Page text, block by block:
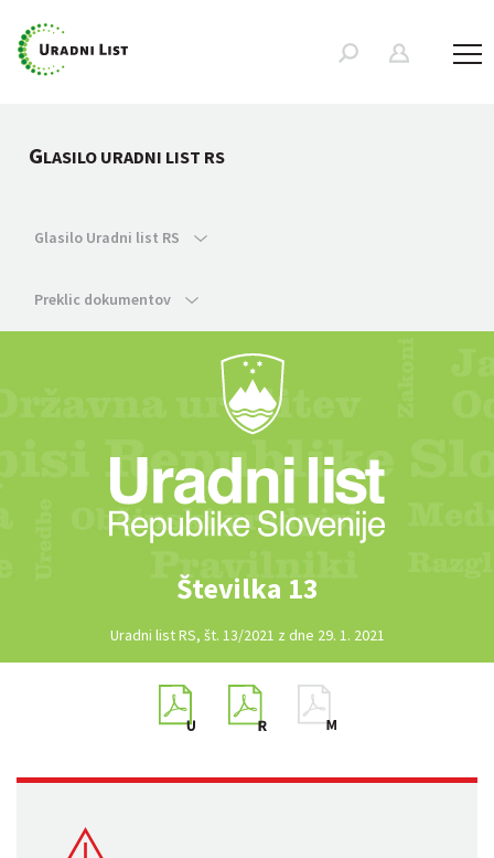
GLASILO URADNI LIST RS
Glasilo Uradni list RS
Preklic dokumentov
Številka 13
Uradni list RS, št. 13/2021 z dne 29. 1. 2021